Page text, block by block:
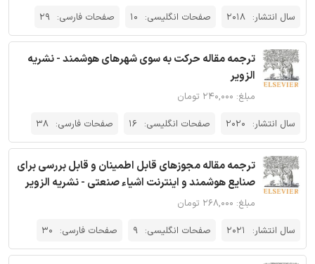
سال انتشار: 2018 صفحات انگلیسی: 10 صفحات فارسی: 29
ترجمه مقاله حرکت به سوی شهرهای هوشمند - نشریه
الزویر
مبلغ: ۲۴۰,۰۰۰ تومان
سال انتشار: 2020 صفحات انگلیسی: 16 صفحات فارسی: 38
ترجمه مقاله مجوزهای قابل اطمینان و قابل بررسی برای
صنایع هوشمند و اینترنت اشیاء صنعتی - نشریه الزویر
مبلغ: ۲۶۸,۰۰۰ تومان
سال انتشار:
2021 صفحات انگلیسی: 9 صفحات فارسی: 30